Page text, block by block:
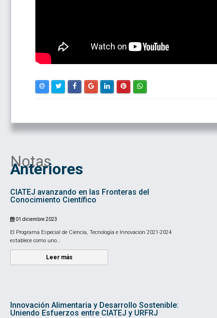
Notas
Anteriores
CIATEJ avanzando en las Fronteras del
Conocimiento Científico
01 diciembre 2023
El Programa Especial de Ciencia, Tecnología e Innovación 2021-2024
establece como uno...
Leer más
Innovación Alimentaria y Desarrollo Sostenible:
Uniendo Esfuerzos entre CIATEJ y URFRJ